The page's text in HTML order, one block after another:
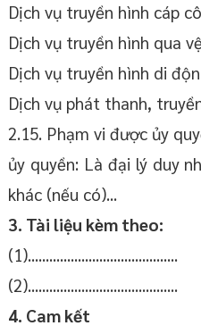
Dịch vụ truyền hình cáp
Dịch vụ truyền hình qua
Dịch vụ truyền hình di
Dịch vụ phát thanh,
2.15. Phạm vi được ủy
ủy quyền: Là đại lý duy
khác (nếu có)...
3. Tài liệu kèm theo:
(1)..........................................
(2)..........................................
4. Cam kết